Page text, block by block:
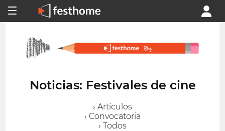
Noticias: Festivales de cine
› Artículos
› Convocatoria
› Todos